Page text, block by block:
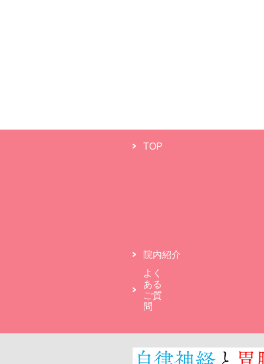
TOP
院内紹介
よく
ある
ご質
問